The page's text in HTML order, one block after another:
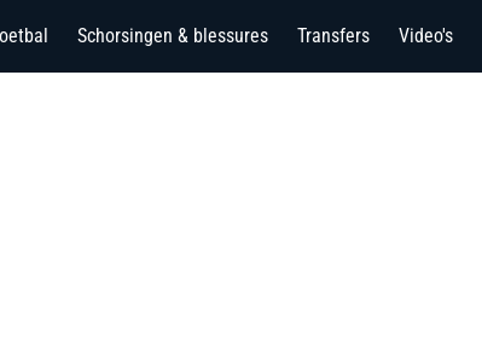
Schorsingen & blessures Transfers Video's